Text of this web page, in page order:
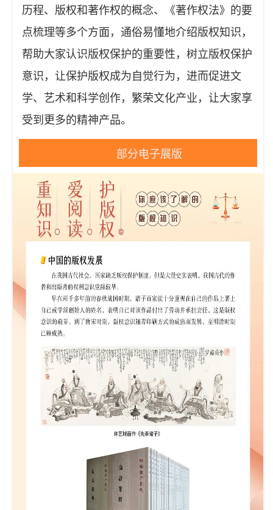
历程、版权和著作权的概念、《著作权法》的要
点梳理等多个方面，通俗易懂地介绍版权知识，
帮助大家认识版权保护的重要性，树立版权保护
意识，让保护版权成为自觉行为，进而促进文
学、艺术和科学创作，繁荣文化产业，让大家享
受到更多的精神产品。
部分电子展版